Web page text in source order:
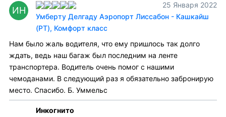
ИН
25 Января 2022
Умберту Делгаду Аэропорт Лиссабон - Кашкайш
(PT), Комфорт класс
Нам было жаль водителя, что ему пришлось так долго
ждать, ведь наш багаж был последним на ленте
транспортера. Водитель очень помог с нашими
чемоданами. В следующий раз я обязательно забронирую
место. Спасибо. Б. Уммельс
Инкогнито